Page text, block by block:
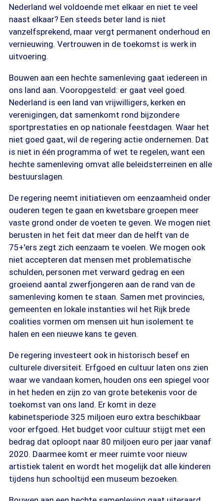
Nederland wel voldoende met elkaar en niet te veel
naast elkaar? Een steeds beter land is niet
vanzelfsprekend, maar vergt permanent onderhoud en
vernieuwing. Vertrouwen in de toekomst is werk in
uitvoering.
Bouwen aan een hechte samenleving gaat iedereen in
ons land aan. Vooropgesteld: er gaat veel goed.
Nederland is een land van vrijwilligers, kerken en
verenigingen, dat samenkomt rond bijzondere
sportprestaties en op nationale feestdagen. Waar het
niet goed gaat, wil de regering actie ondernemen. Dat
is niet in één programma of wet te regelen, want een
hechte samenleving omvat alle beleidsterreinen en alle
bestuurslagen.
De regering neemt initiatieven om eenzaamheid onder
ouderen tegen te gaan en kwetsbare groepen meer
vaste grond onder de voeten te geven. We mogen niet
berusten in het feit dat meer dan de helft van de
75+'ers zegt zich eenzaam te voelen. We mogen ook
niet accepteren dat mensen met problematische
schulden, personen met verward gedrag en een
groeiend aantal zwerfjongeren aan de rand van de
samenleving komen te staan. Samen met provincies,
gemeenten en lokale instanties wil het Rijk brede
coalities vormen om mensen uit hun isolement te
halen en een nieuwe kans te geven.
De regering investeert ook in historisch besef en
culturele diversiteit. Erfgoed en cultuur laten ons zien
waar we vandaan komen, houden ons een spiegel voor
in het heden en zijn zo van grote betekenis voor de
toekomst van ons land. Er komt in deze
kabinetsperiode 325 miljoen euro extra beschikbaar
voor erfgoed. Het budget voor cultuur stijgt met een
bedrag dat oploopt naar 80 miljoen euro per jaar vanaf
2020. Daarmee komt er meer ruimte voor nieuw
artistiek talent en wordt het mogelijk dat alle kinderen
tijdens hun schooltijd een museum bezoeken.